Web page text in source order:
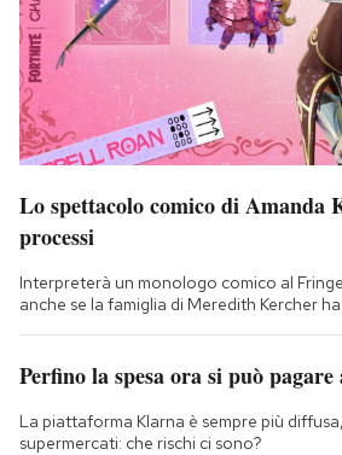
Lo spettacolo comico di Amanda
processi
Interpreterà un monologo comico al
anche se la famiglia di Meredith Kercher
Perfino la spesa ora si può pagare
La piattaforma Klarna è sempre più
supermercati: che rischi ci sono?